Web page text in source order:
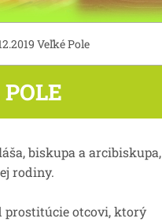
Veľké Pole
biskupa a arcibiskupa,
rodiny.
prostitúcie otcovi, ktorý